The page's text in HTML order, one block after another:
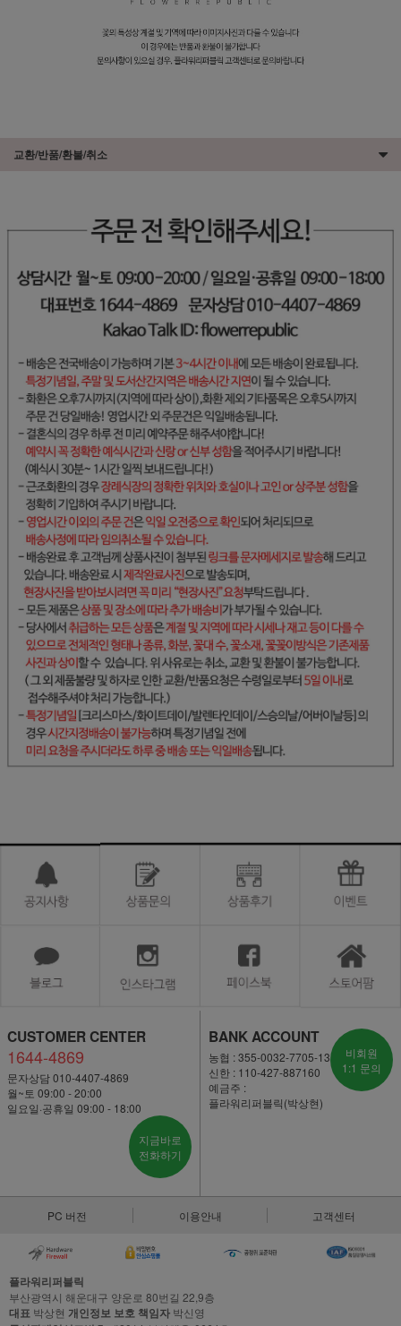
교환/반품/환불/취소
CUSTOMER CENTER
1644-4869
문자상담 010-4407-4869
월~토 09:00 - 20:00
일요일·공휴일 09:00 - 18:00
지금바로
전화하기
BANK ACCOUNT
농협 : 355-0032-7705-13
신한 : 110-427-887160
예금주 :
플라워리퍼블릭(박상현)
비회원
1:1 문의
PC 버전 이용안내 고객센터
플라워리퍼블릭
부산광역시 해운대구 양운로 80번길 22,9층
대표 박상현 개인정보 보호 책임자 박신영